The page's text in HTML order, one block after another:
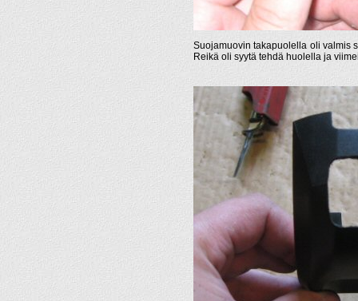
Suojamuovin takapuolella oli valmis
Reikä oli syytä tehdä huolella ja